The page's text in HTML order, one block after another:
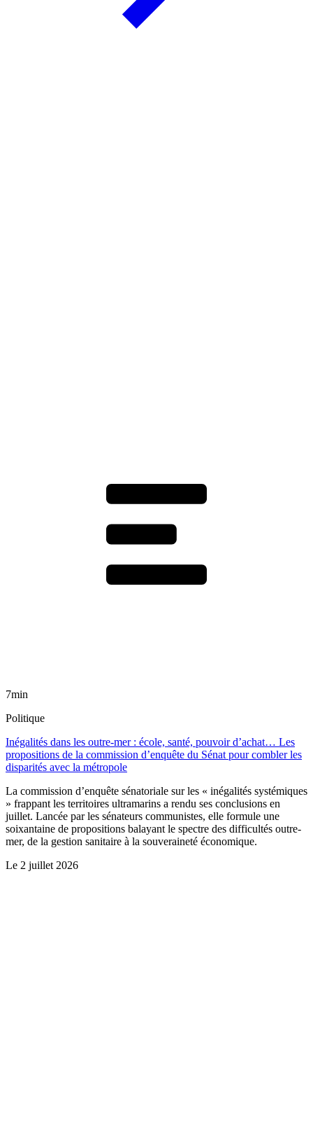
7min
Politique
Inégalités dans les outre-mer : école, santé, pouvoir d’achat… Les
propositions de la commission d’enquête du Sénat pour combler les
disparités avec la métropole
La commission d’enquête sénatoriale sur les « inégalités systémiques
» frappant les territoires ultramarins a rendu ses conclusions en
juillet. Lancée par les sénateurs communistes, elle formule une
soixantaine de propositions balayant le spectre des difficultés outre-
mer, de la gestion sanitaire à la souveraineté économique.
Le 2 juillet 2026